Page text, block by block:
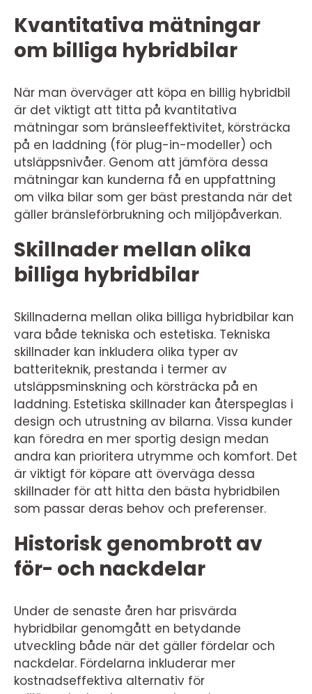
Kvantitativa mätningar
om billiga hybridbilar
När man överväger att köpa en billig hybridbil
är det viktigt att titta på kvantitativa
mätningar som bränsleeffektivitet, körsträcka
på en laddning (för plug-in-modeller) och
utsläppsnivåer. Genom att jämföra dessa
mätningar kan kunderna få en uppfattning
om vilka bilar som ger bäst prestanda när det
gäller bränsleförbrukning och miljöpåverkan.
Skillnader mellan olika
billiga hybridbilar
Skillnaderna mellan olika billiga hybridbilar kan
vara både tekniska och estetiska. Tekniska
skillnader kan inkludera olika typer av
batteriteknik, prestanda i termer av
utsläppsminskning och körsträcka på en
laddning. Estetiska skillnader kan återspeglas i
design och utrustning av bilarna. Vissa kunder
kan föredra en mer sportig design medan
andra kan prioritera utrymme och komfort. Det
är viktigt för köpare att överväga dessa
skillnader för att hitta den bästa hybridbilen
som passar deras behov och preferenser.
Historisk genombrott av
för- och nackdelar
Under de senaste åren har prisvärda
hybridbilar genomgått en betydande
utveckling både när det gäller fördelar och
nackdelar. Fördelarna inkluderar mer
kostnadseffektiva alternativ för